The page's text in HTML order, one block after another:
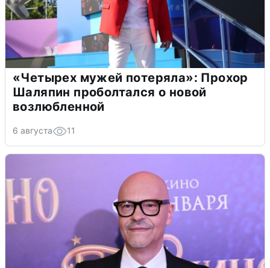
«Четырех мужей потеряла»: Прохор
Шаляпин проболтался о новой
возлюбленной
6 августа 11